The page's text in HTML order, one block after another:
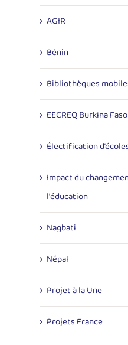
AGIR
Bénin
Bibliothèques
EECREQ Burkina Faso
Électification
Impact du
l'éducation
Nagbati
Népal
Projet à la Une
Projets France